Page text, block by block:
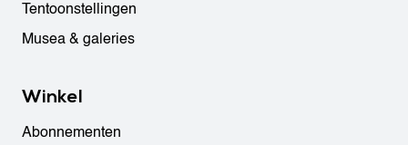
Tentoonstellingen
Musea & galeries
Winkel
Abonnementen